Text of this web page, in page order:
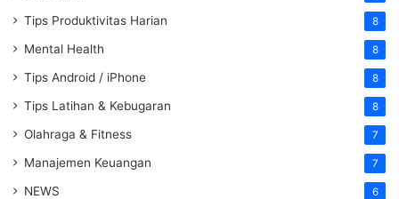
Tips Produktivitas Harian 8
Mental Health 8
Tips Android / iPhone 8
Tips Latihan & Kebugaran 8
Olahraga & Fitness 7
Manajemen Keuangan 7
NEWS 6